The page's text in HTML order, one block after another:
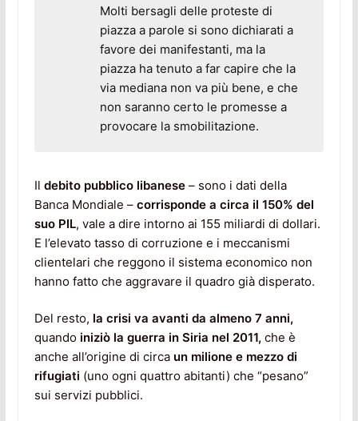
Molti bersagli delle proteste di
piazza a parole si sono dichiarati a
favore dei manifestanti, ma la
piazza ha tenuto a far capire che la
via mediana non va più bene, e che
non saranno certo le promesse a
provocare la smobilitazione.
Il debito pubblico libanese– sono i dati della
Banca Mondiale – corrisponde a circa il 150% del
suo PIL, vale a dire intorno ai 155 miliardi di dollari.
E l’elevato tasso di corruzione e i meccanismi
clientelari che reggono il sistema economico non
hanno fatto che aggravare il quadro già disperato.
Del resto, la crisi va avanti da almeno 7 anni,
quando iniziò la guerra in Siria nel 2011,che è
anche all’origine di circa un milione e mezzo di
rifugiati (uno ogni quattro abitanti) che “pesano”
sui servizi pubblici.